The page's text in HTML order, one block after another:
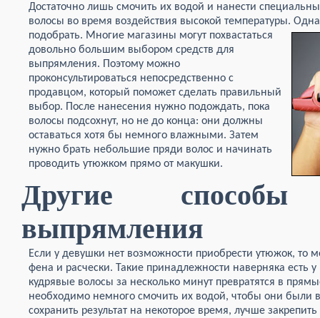
Достаточно лишь смочить их водой и нанести
волосы во время воздействия высокой температуры.
подобрать. Многие магазины могут похвастаться
довольно большим выбором средств для
выпрямления. Поэтому можно
проконсультироваться непосредственно с
продавцом, который поможет сделать правильный
выбор. После нанесения нужно подождать, пока
волосы подсохнут, но не до конца: они должны
оставаться хотя бы немного влажными. Затем
нужно брать небольшие пряди волос и начинать
проводить утюжком прямо от макушки.
Другие способы
выпрямления
Если у девушки нет возможности приобрести утюжок,
фена и расчески. Такие принадлежности наверняка
кудрявые волосы за несколько минут превратятся в
необходимо немного смочить их водой, чтобы они
сохранить результат на некоторое время, лучше